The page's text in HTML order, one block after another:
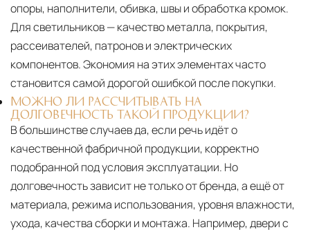
опоры, наполнители, обивка, швы и обработка кромок.
Для светильников — качество металла, покрытия,
рассеивателей, патронов и электрических
компонентов. Экономия на этих элементах часто
становится самой дорогой ошибкой после покупки.
МОЖНО ЛИ РАССЧИТЫВАТЬ НА
ДОЛГОВЕЧНОСТЬ ТАКОЙ ПРОДУКЦИИ?
В большинстве случаев да, если речь идёт о
качественной фабричной продукции, корректно
подобранной под условия эксплуатации. Но
долговечность зависит не только от бренда, а ещё от
материала, режима использования, уровня влажности,
ухода, качества сборки и монтажа. Например, двери с